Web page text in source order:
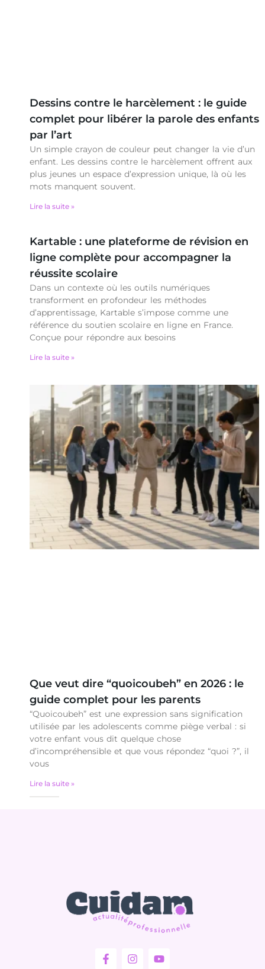
Dessins contre le harcèlement : le guide
complet pour libérer la parole des enfants
par l’art
Un simple crayon de couleur peut changer la vie d’un
enfant. Les dessins contre le harcèlement offrent aux
plus jeunes un espace d’expression unique, là où les
mots manquent souvent.
Lire la suite »
Kartable : une plateforme de révision en
ligne complète pour accompagner la
réussite scolaire
Dans un contexte où les outils numériques
transforment en profondeur les méthodes
d’apprentissage, Kartable s’impose comme une
référence du soutien scolaire en ligne en France.
Conçue pour répondre aux besoins
Lire la suite »
Que veut dire “quoicoubeh” en 2026 : le
guide complet pour les parents
“Quoicoubeh” est une expression sans signification
utilisée par les adolescents comme piège verbal : si
votre enfant vous dit quelque chose
d’incompréhensible et que vous répondez “quoi ?”, il
vous
Lire la suite »